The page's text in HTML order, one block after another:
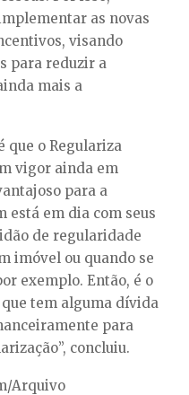
as novas
visando
para reduzir a
mais a
que o Regulariza
vigor ainda em
para a
está em dia com seus
de regularidade
imóvel ou quando se
exemplo. Então, é o
tem alguma dívida
para
concluiu.
Arquivo